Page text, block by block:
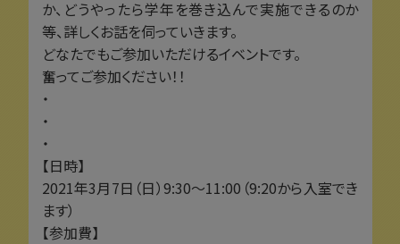
か、どうやったら学年を巻き込んで実施できるのか
等、詳しくお話を伺っていきます。
どなたでもご参加いただけるイベントです。
奮ってご参加ください！！
・
・
・
【日時】
2021年3月7日（日）9:30～11:00（9:20から入室でき
ます）
【参加費】